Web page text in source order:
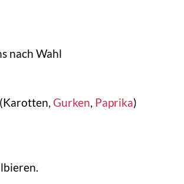
nach Wahl
Gurken, Paprika)